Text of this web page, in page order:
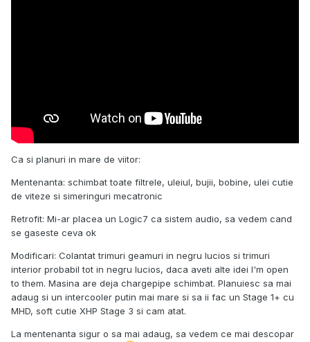
Ca si planuri in mare de viitor:
Mentenanta: schimbat toate filtrele, uleiul, bujii, bobine, ulei cutie
de viteze si simeringuri mecatronic
Retrofit: Mi-ar placea un Logic7 ca sistem audio, sa vedem cand
se gaseste ceva ok
Modificari: Colantat trimuri geamuri in negru lucios si trimuri
interior probabil tot in negru lucios, daca aveti alte idei I'm open
to them. Masina are deja chargepipe schimbat. Planuiesc sa mai
adaug si un intercooler putin mai mare si sa ii fac un Stage 1+ cu
MHD, soft cutie XHP Stage 3 si cam atat.
La mentenanta sigur o sa mai adaug, sa vedem ce mai descopar